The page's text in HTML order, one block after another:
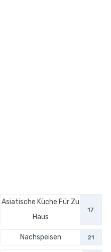
Asiatische Küche Für Zu
Haus
17
Nachspeisen 21